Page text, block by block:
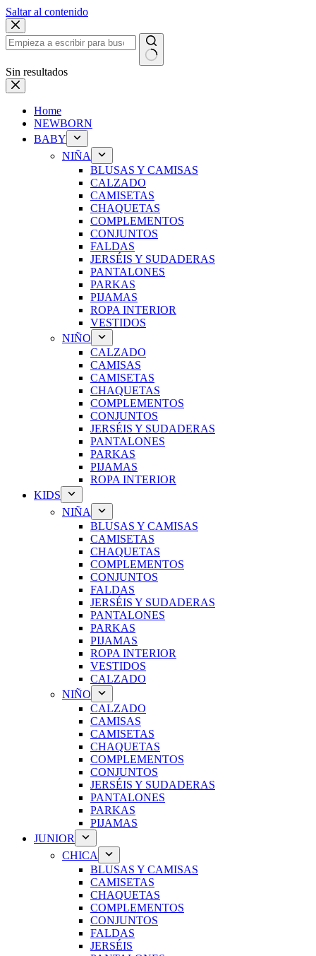
Saltar al contenido
Sin resultados
Home
NEWBORN
BABY
NIÑA
BLUSAS Y CAMISAS
CALZADO
CAMISETAS
CHAQUETAS
COMPLEMENTOS
CONJUNTOS
FALDAS
JERSÉIS Y SUDADERAS
PANTALONES
PARKAS
PIJAMAS
ROPA INTERIOR
VESTIDOS
NIÑO
CALZADO
CAMISAS
CAMISETAS
CHAQUETAS
COMPLEMENTOS
CONJUNTOS
JERSÉIS Y SUDADERAS
PANTALONES
PARKAS
PIJAMAS
ROPA INTERIOR
KIDS
NIÑA
BLUSAS Y CAMISAS
CAMISETAS
CHAQUETAS
COMPLEMENTOS
CONJUNTOS
FALDAS
JERSÉIS Y SUDADERAS
PANTALONES
PARKAS
PIJAMAS
ROPA INTERIOR
VESTIDOS
CALZADO
NIÑO
CALZADO
CAMISAS
CAMISETAS
CHAQUETAS
COMPLEMENTOS
CONJUNTOS
JERSÉIS Y SUDADERAS
PANTALONES
PARKAS
PIJAMAS
JUNIOR
CHICA
BLUSAS Y CAMISAS
CAMISETAS
CHAQUETAS
COMPLEMENTOS
CONJUNTOS
FALDAS
JERSÉIS